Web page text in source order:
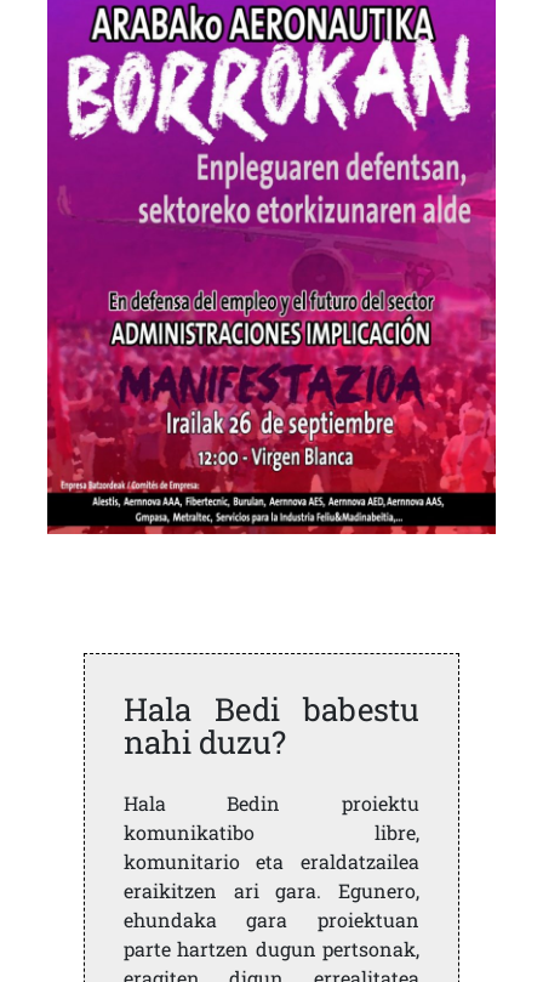
Hala Bedi babestu
nahi duzu?
Hala Bedin proiektu
komunikatibo libre,
komunitario eta eraldatzailea
eraikitzen ari gara. Egunero,
ehundaka gara proiektuan
parte hartzen dugun pertsonak,